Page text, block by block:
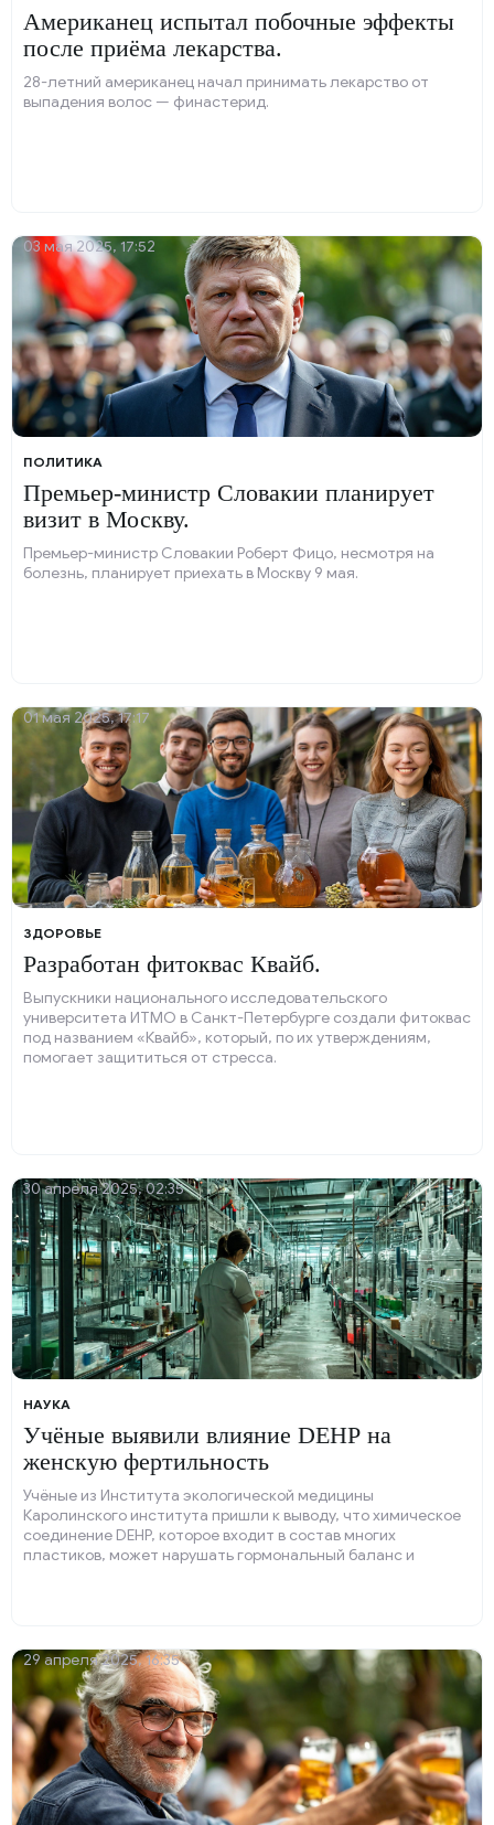
Американец испытал побочные эффекты
после приёма лекарства.
28-летний американец начал принимать лекарство от
выпадения волос — финастерид.
ПОЛИТИКА
Премьер-министр Словакии планирует
визит в Москву.
Премьер-министр Словакии Роберт Фицо, несмотря на
болезнь, планирует приехать в Москву 9 мая.
03 мая 2025, 17:52
ЗДОРОВЬЕ
Разработан фитоквас Квайб.
Выпускники национального исследовательского
университета ИТМО в Санкт-Петербурге создали фитоквас
под названием «Квайб», который, по их утверждениям,
помогает защититься от стресса.
01 мая 2025, 17:17
НАУКА
Учёные выявили влияние DEHP на
женскую фертильность
Учёные из Института экологической медицины
Каролинского института пришли к выводу, что химическое
соединение DEHP, которое входит в состав многих
пластиков, может нарушать гормональный баланс и
30 апреля 2025, 02:35
29 апреля 2025, 16:35